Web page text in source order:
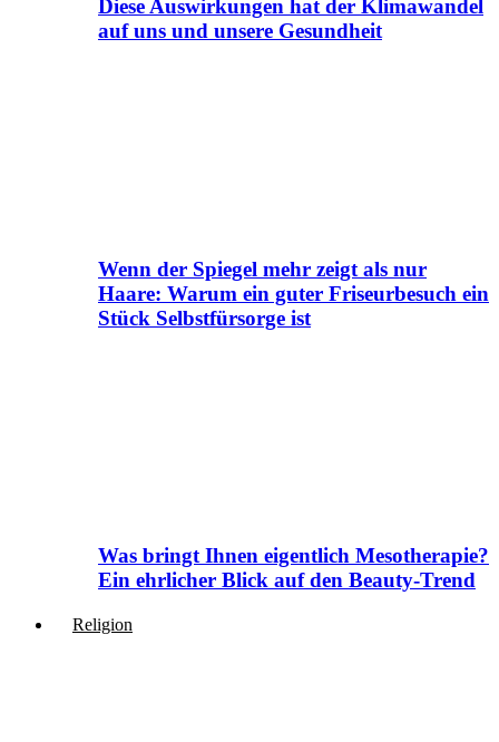
Diese Auswirkungen hat der Klimawandel
auf uns und unsere Gesundheit
Wenn der Spiegel mehr zeigt als nur
Haare: Warum ein guter Friseurbesuch ein
Stück Selbstfürsorge ist
Was bringt Ihnen eigentlich Mesotherapie?
Ein ehrlicher Blick auf den Beauty-Trend
Religion